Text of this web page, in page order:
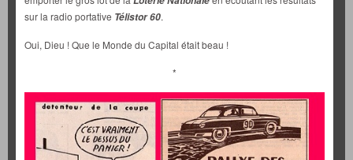
sur la radio portative Télistor 60.
Oui, Dieu ! Que le Monde du Capital était beau !
*